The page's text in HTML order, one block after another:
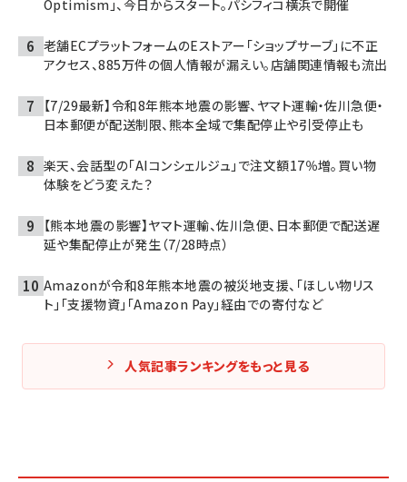
Optimism」、今日からスタート。パシフィコ横浜で開催
老舗ECプラットフォームのEストアー「ショップサーブ」に不正
アクセス、885万件の個人情報が漏えい。店舗関連情報も流出
【7/29最新】令和8年熊本地震の影響、ヤマト運輸・佐川急便・
日本郵便が配送制限、熊本全域で集配停止や引受停止も
楽天、会話型の「AIコンシェルジュ」で注文額17％増。買い物
体験をどう変えた？
【熊本地震の影響】ヤマト運輸、佐川急便、日本郵便で配送遅
延や集配停止が発生（7/28時点）
Amazonが令和8年熊本地震の被災地支援、「ほしい物リス
ト」「支援物資」「Amazon Pay」経由での寄付など
人気記事ランキングをもっと見る